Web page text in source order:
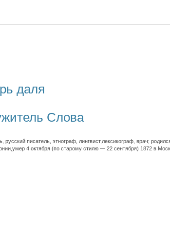
даля
Слова
русский писатель, этнограф, лингвист,лексикограф, врач;
4 октября (по старому стилю — 22 сентября) 1872 в